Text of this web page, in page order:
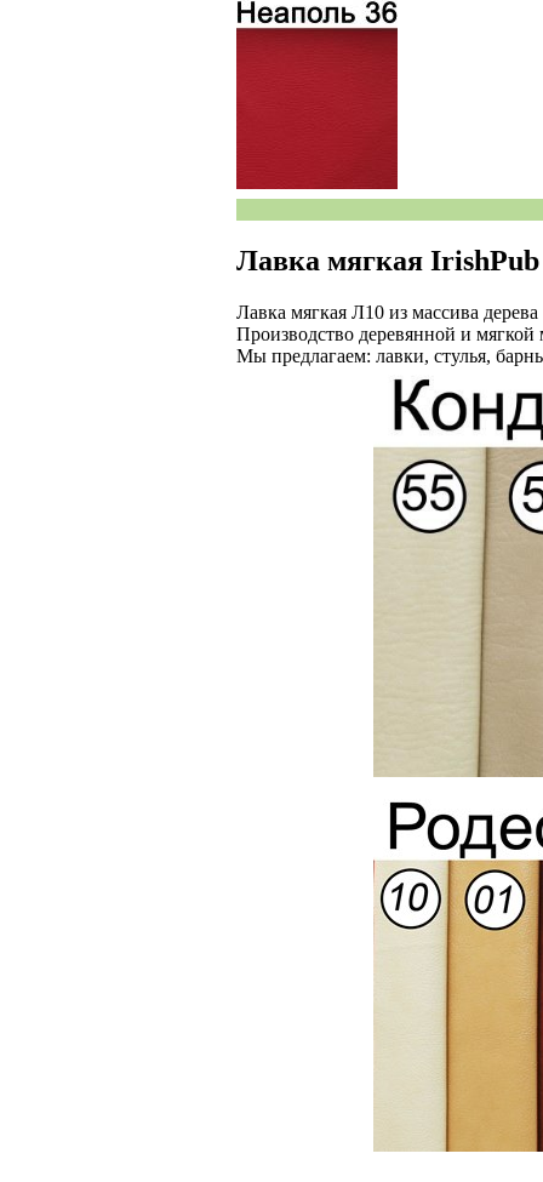
Лавка мягкая IrishPub
Лавка мягкая Л10 из массива
Производство деревянной и
Мы предлагаем: лавки, стулья,